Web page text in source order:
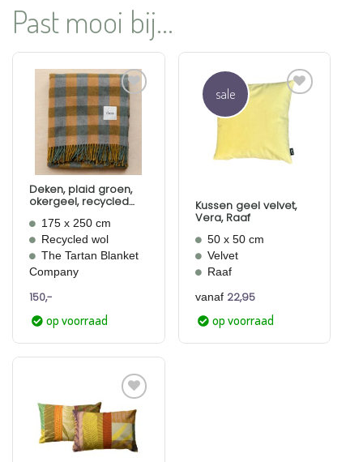
Past mooi bij...
Aan
verlanglijst
toevoegen
Deken, plaid groen,
okergeel, recycled
175 x 250 cm
Recycled wol
The Tartan Blanket
Company
150,-
op voorraad
sale
Aan
verlanglijst
Kussen geel velvet,
Vera, Raaf
50 x 50 cm
Velvet
Raaf
vanaf 22,95
op voorraad
Aan
verlanglijst
toevoegen